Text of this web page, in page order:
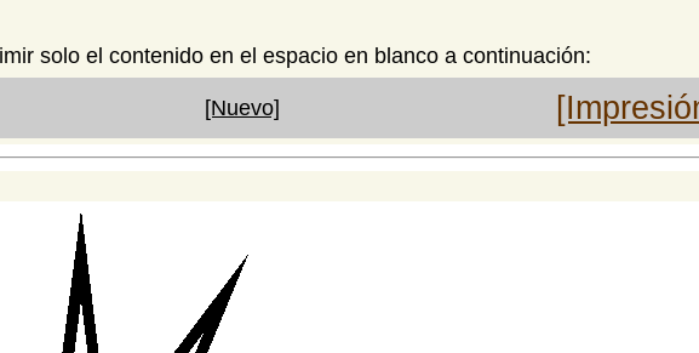
solo el contenido en el espacio en blanco a continuación:
[Nuevo]